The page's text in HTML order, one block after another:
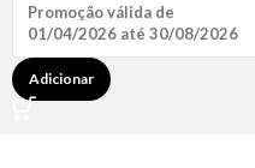
Promoção válida de
01/04/2026 até 30/08/2026
Adicionar